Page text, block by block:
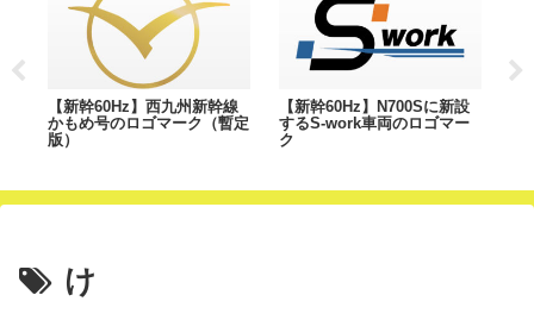
【新幹60Hz】西九州新幹線
かもめ号のロゴマーク（暫定
版）
【新幹60Hz】N700Sに新設
するS-work車両のロゴマー
ク
け